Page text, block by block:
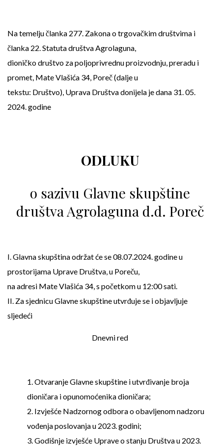
Na temelju članka 277. Zakona o trgovačkim društvima i
članka 22. Statuta društva Agrolaguna,
dioničko društvo za poljoprivrednu proizvodnju, preradu i
promet, Mate Vlašića 34, Poreč (dalje u
tekstu: Društvo), Uprava Društva donijela je dana 31. 05.
2024. godine
ODLUKU
o sazivu Glavne skupštine
društva Agrolaguna d.d. Poreč
I. Glavna skupština održat će se 08.07.2024. godine u
prostorijama Uprave Društva, u Poreču,
na adresi Mate Vlašića 34, s početkom u 12:00 sati.
II. Za sjednicu Glavne skupštine utvrđuje se i objavljuje
sljedeći
Dnevni red
1. Otvaranje Glavne skupštine i utvrđivanje broja
dioničara i opunomoćenika dioničara;
2. Izvješće Nadzornog odbora o obavljenom nadzoru
vođenja poslovanja u 2023. godini;
3. Godišnje izvješće Uprave o stanju Društva u 2023.